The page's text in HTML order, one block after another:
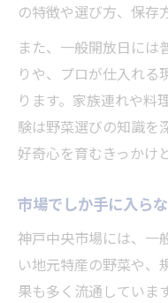
の特徴や選び方、保存
また、一般開放日には
りや、プロが仕入れる
ります。家族連れや料
験は野菜選びの知識を
好奇心を育むきっかけ
市場でしか手に入ら
神戸中央市場には、一
い地元特産の野菜や、
果も多く流通していま